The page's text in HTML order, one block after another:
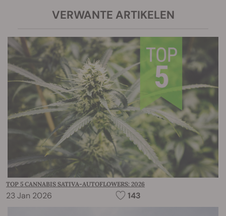
VERWANTE ARTIKELEN
TOP 5 CANNABIS SATIVA-AUTOFLOWERS: 2026
23 Jan 2026 143